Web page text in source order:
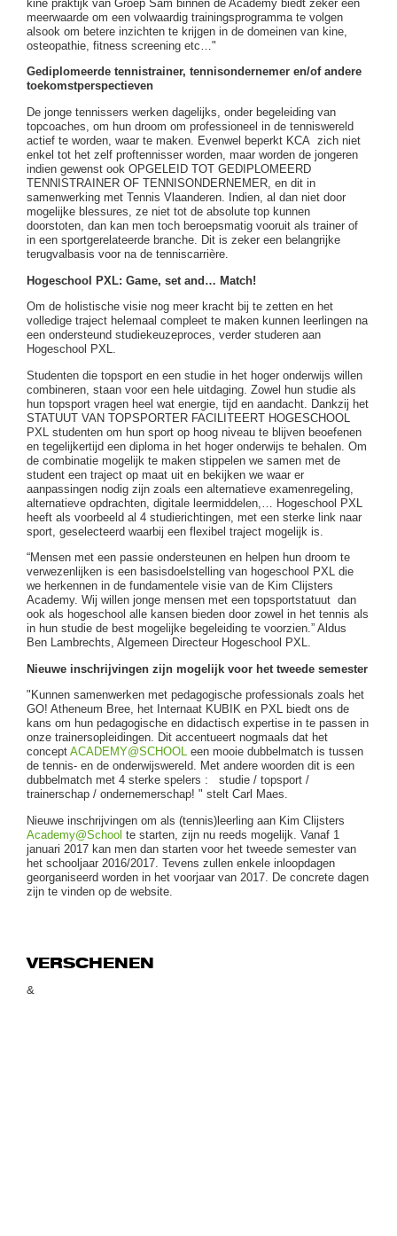
kine praktijk van Groep Sam binnen de Academy biedt zeker een
meerwaarde om een volwaardig trainingsprogramma te volgen
alsook om betere inzichten te krijgen in de domeinen van kine,
osteopathie, fitness screening etc…"
Gediplomeerde tennistrainer, tennisondernemer en/of andere
toekomstperspectieven
De jonge tennissers werken dagelijks, onder begeleiding van
topcoaches, om hun droom om professioneel in de tenniswereld
actief te worden, waar te maken. Evenwel beperkt KCA zich niet
enkel tot het zelf proftennisser worden, maar worden de jongeren
indien gewenst ook OPGELEID TOT GEDIPLOMEERD
TENNISTRAINER OF TENNISONDERNEMER, en dit in
samenwerking met Tennis Vlaanderen. Indien, al dan niet door
mogelijke blessures, ze niet tot de absolute top kunnen
doorstoten, dan kan men toch beroepsmatig vooruit als trainer of
in een sportgerelateerde branche. Dit is zeker een belangrijke
terugvalbasis voor na de tenniscarrière.
Hogeschool PXL: Game, set and… Match!
Om de holistische visie nog meer kracht bij te zetten en het
volledige traject helemaal compleet te maken kunnen leerlingen na
een ondersteund studiekeuzeproces, verder studeren aan
Hogeschool PXL.
Studenten die topsport en een studie in het hoger onderwijs willen
combineren, staan voor een hele uitdaging. Zowel hun studie als
hun topsport vragen heel wat energie, tijd en aandacht. Dankzij het
STATUUT VAN TOPSPORTER FACILITEERT HOGESCHOOL
PXL studenten om hun sport op hoog niveau te blijven beoefenen
en tegelijkertijd een diploma in het hoger onderwijs te behalen. Om
de combinatie mogelijk te maken stippelen we samen met de
student een traject op maat uit en bekijken we waar er
aanpassingen nodig zijn zoals een alternatieve examenregeling,
alternatieve opdrachten, digitale leermiddelen,… Hogeschool PXL
heeft als voorbeeld al 4 studierichtingen, met een sterke link naar
sport, geselecteerd waarbij een flexibel traject mogelijk is.
“Mensen met een passie ondersteunen en helpen hun droom te
verwezenlijken is een basisdoelstelling van hogeschool PXL die
we herkennen in de fundamentele visie van de Kim Clijsters
Academy. Wij willen jonge mensen met een topsportstatuut dan
ook als hogeschool alle kansen bieden door zowel in het tennis als
in hun studie de best mogelijke begeleiding te voorzien.” Aldus
Ben Lambrechts, Algemeen Directeur Hogeschool PXL.
Nieuwe inschrijvingen zijn mogelijk voor het tweede semester
"Kunnen samenwerken met pedagogische professionals zoals het
GO! Atheneum Bree, het Internaat KUBIK en PXL biedt ons de
kans om hun pedagogische en didactisch expertise in te passen in
onze trainersopleidingen. Dit accentueert nogmaals dat het
conceptACADEMY@SCHOOL een mooie dubbelmatch is tussen
de tennis- en de onderwijswereld. Met andere woorden dit is een
dubbelmatch met 4 sterke spelers : studie / topsport /
trainerschap / ondernemerschap! " stelt Carl Maes.
Nieuwe inschrijvingen om als (tennis)leerling aan Kim Clijsters
Academy@School te starten, zijn nu reeds mogelijk. Vanaf 1
januari 2017 kan men dan starten voor het tweede semester van
het schooljaar 2016/2017. Tevens zullen enkele inloopdagen
georganiseerd worden in het voorjaar van 2017. De concrete dagen
zijn te vinden op de website.
VERSCHENEN
&